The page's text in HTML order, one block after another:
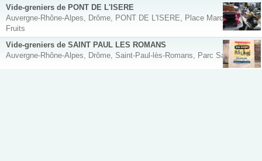
Vide-greniers de PONT DE L'ISERE
Auvergne-Rhône-Alpes, Drôme, PONT DE L'ISERE, Place Marché aux
Fruits
Vide-greniers de SAINT PAUL LES ROMANS
Auvergne-Rhône-Alpes, Drôme, Saint-Paul-lès-Romans, Parc Saint Paul